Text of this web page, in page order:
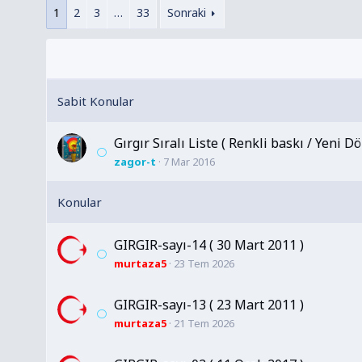
1 2 3 … 33 Sonraki
Gırgır Sıralı Liste ( Renkli baskı / Yeni
zagor-t 7 Mar 2016
GIRGIR-sayı-14 ( 30 Mart 2011 )
murtaza5 23 Tem 2026
GIRGIR-sayı-13 ( 23 Mart 2011 )
murtaza5 21 Tem 2026